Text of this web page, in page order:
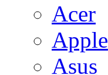
Acer
Apple
Asus